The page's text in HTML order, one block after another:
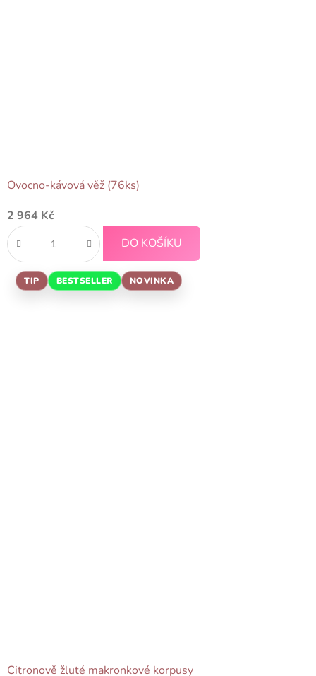
Ovocno-kávová věž (76ks)
2 964 Kč
DO KOŠÍKU
TIP BESTSELLER NOVINKA
Citronově žluté makronkové korpusy